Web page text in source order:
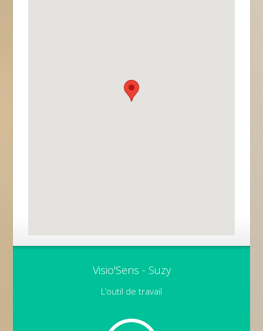
Visio'Sens - Suzy
L’outil de travail